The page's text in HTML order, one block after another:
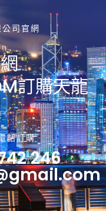
司官網
訂購天龍
話訂購
246